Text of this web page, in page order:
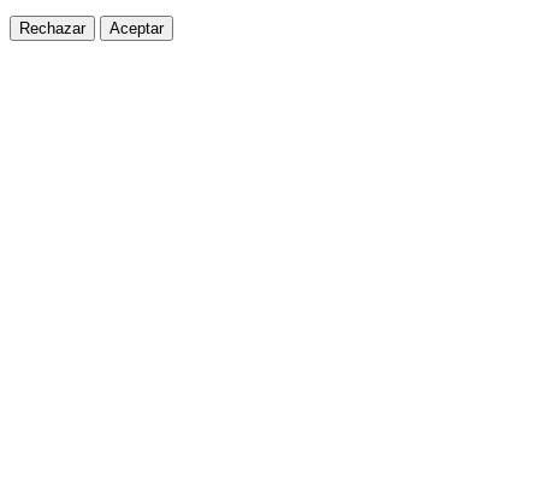
Rechazar Aceptar